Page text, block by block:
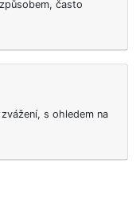
často
s ohledem na